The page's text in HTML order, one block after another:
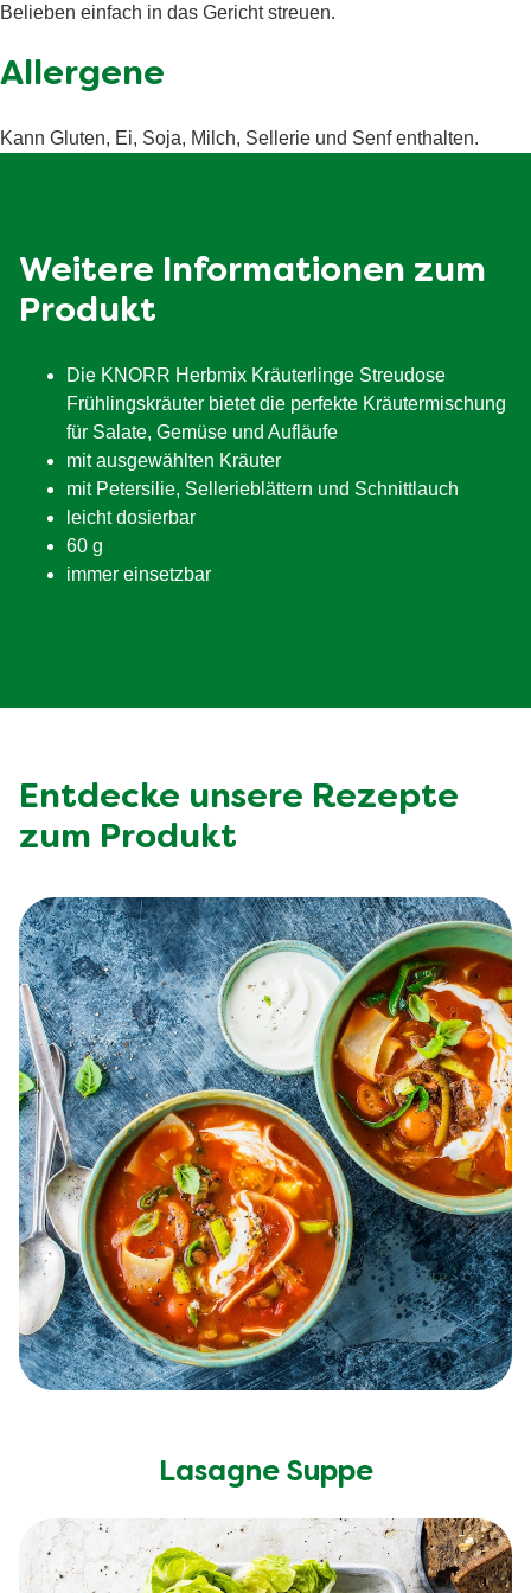
davon Zucker
Ballaststoffe
Eiweiß
Salz
45.9 g
Belieben einfach in das Gericht streuen.
Allergene
Kann Gluten, Ei, Soja, Milch, Sellerie und Senf enthalten.
Weitere Informationen zum
Produkt
Die KNORR Herbmix Kräuterlinge Streudose
Frühlingskräuter bietet die perfekte Kräutermischung
für Salate, Gemüse und Aufläufe
mit ausgewählten Kräuter
mit Petersilie, Sellerieblättern und Schnittlauch
leicht dosierbar
60 g
immer einsetzbar
Entdecke unsere Rezepte
zum Produkt
Lasagne Suppe